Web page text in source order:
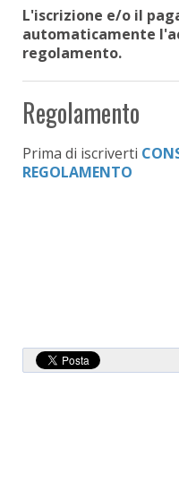
L'iscrizione e/o il
automaticamente
regolamento.
Regolamento
Prima di iscriverti
REGOLAMENTO